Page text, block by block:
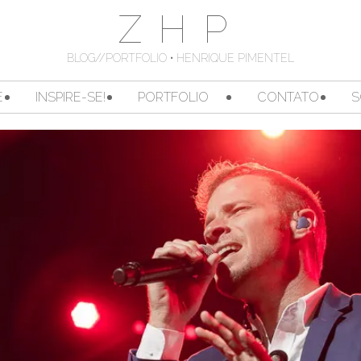
ZHP
BLOG//PORTFOLIO • HENRIQUE PIMENTEL
INSPIRE-SE! PORTFOLIO CONTATO